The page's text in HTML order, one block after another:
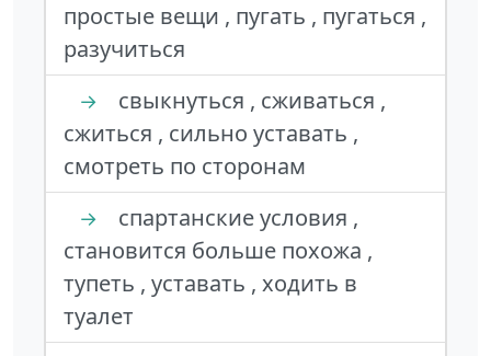
простые вещи , пугать , пугаться ,
разучиться
→
свыкнуться , сживаться ,
сжиться , сильно уставать ,
смотреть по сторонам
→
спартанские условия ,
становится больше похожа ,
тупеть , уставать , ходить в
туалет